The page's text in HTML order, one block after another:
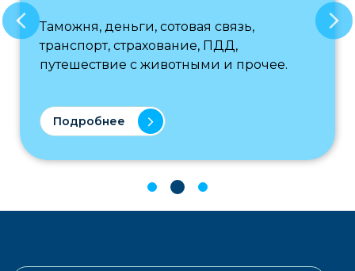
Таможня, деньги, сотовая связь,
транспорт, страхование, ПДД,
путешествие с животными и прочее.
Подробнее